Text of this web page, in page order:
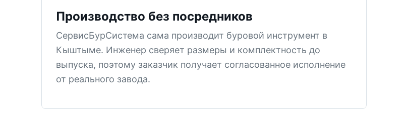
Производство без посредников
СервисБурСистема сама производит буровой инструмент в
Кыштыме. Инженер сверяет размеры и комплектность до
выпуска, поэтому заказчик получает согласованное исполнение
от реального завода.